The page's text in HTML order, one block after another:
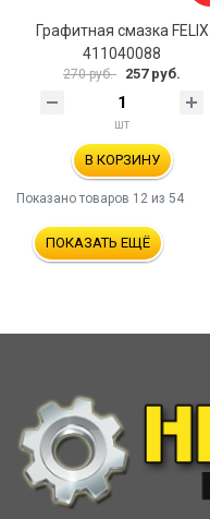
Графитная смазка FELIX
411040088
270 руб. 257 руб.
шт
В КОРЗИНУ
Показано товаров 12 из 54
ПОКАЗАТЬ ЕЩЁ